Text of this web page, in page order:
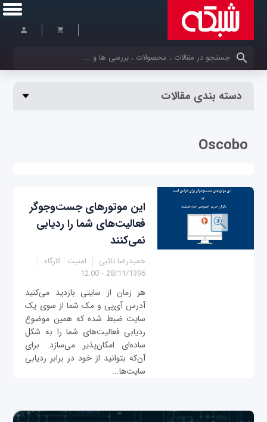
کلمات کلیدی خود را وارد کنید
دسته بندی مقالات
Oscobo
این موتورهای جست‌وجوگر
فعالیت‌های شما را ردیابی
نمی‌کنند
حمیدرضا تائبی امنیت کارگاه
28/11/1396 - 12:00
هر زمان از سایتی بازدید می‌کنید
آدرس آی‌پی و مک شما از سوی یک
سایت ضبط شده که همین موضوع
ردیابی فعالیت‌های شما را به شکل
ساده‌ای امکان‌پذیر می‌سازد. برای
آن‌که بتوانید از خود در برابر ردیابی
سایت‌ها...